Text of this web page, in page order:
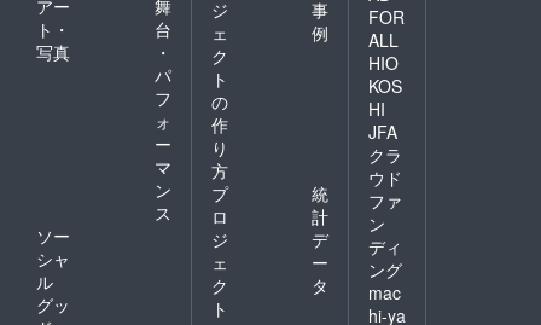
アー
ト・
写真
舞
台
・
パ
フ
ォ
ー
マ
ン
ス
ソー
シャ
ル
グッ
ジ
ェ
ク
ト
の
作
り
方
事
例
プ
ロ
ジ
ェ
ク
ト
統
計
デ
ー
タ
FOR
ALL
HIO
KOS
HI
JFA
クラ
ウド
ファ
ン
ディ
ング
mac
hi-ya